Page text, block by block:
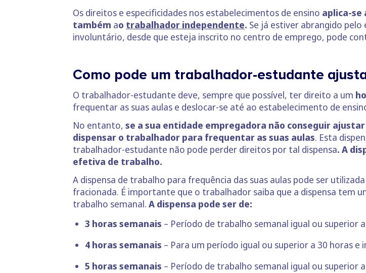
Os direitos e especificidades nos estabelecimentos de ensino aplica-
também ao trabalhador independente. Se já estiver abrangido
involuntário, desde que esteja inscrito no centro de emprego, pode
Como pode um trabalhador-estudante
O trabalhador-estudante deve, sempre que possível, ter direito a um
frequentar as suas aulas e deslocar-se até ao estabelecimento de
No entanto, se a sua entidade empregadora não conseguir
dispensar o trabalhador para frequentar as suas aulas. Esta
trabalhador-estudante não pode perder direitos por tal dispensa. A
efetiva de trabalho.
A dispensa de trabalho para frequência das suas aulas pode ser
fracionada. É importante que o trabalhador saiba que a dispensa tem
trabalho semanal. A dispensa pode ser de:
3 horas semanais – Período de trabalho semanal igual ou superior
4 horas semanais – Para um período igual ou superior a 30 horas e
5 horas semanais – Período de trabalho semanal igual ou superior